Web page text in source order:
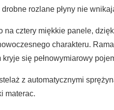
rozlane płyny nie
na cztery miękkie panele,
charakteru.
się pełnowymiarowy
z automatycznymi
materac.